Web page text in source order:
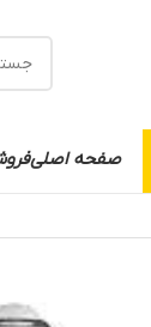
صفحه اصلی